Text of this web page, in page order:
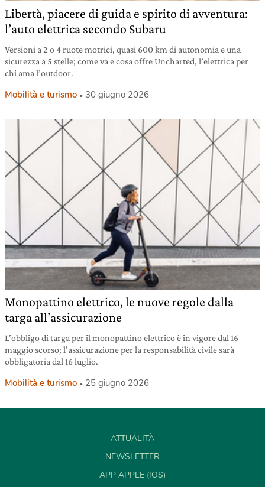
Libertà, piacere di guida e spirito di avventura:
l’auto elettrica secondo Subaru
Versioni a 2 o 4 ruote motrici, quasi 600 km di autonomia e una
sicurezza a 5 stelle; come va e cosa offre Uncharted, l’elettrica per
chi ama l’outdoor.
Mobilità e turismo 30 giugno 2026
Monopattino elettrico, le nuove regole dalla
targa all’assicurazione
L’obbligo di targa per il monopattino elettrico è in vigore dal 16
maggio scorso; l’assicurazione per la responsabilità civile sarà
obbligatoria dal 16 luglio.
Mobilità e turismo 25 giugno 2026
ATTUALITÀ
NEWSLETTER
APP APPLE (IOS)